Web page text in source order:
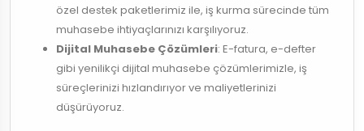
özel destek paketlerimiz ile, iş kurma sürecinde tüm
muhasebe ihtiyaçlarınızı karşılıyoruz.
Dijital Muhasebe Çözümleri: E-fatura, e-defter
gibi yenilikçi dijital muhasebe çözümlerimizle, iş
süreçlerinizi hızlandırıyor ve maliyetlerinizi
düşürüyoruz.